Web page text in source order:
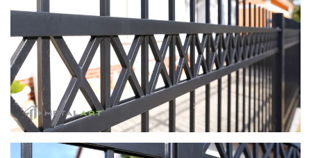
zoom in